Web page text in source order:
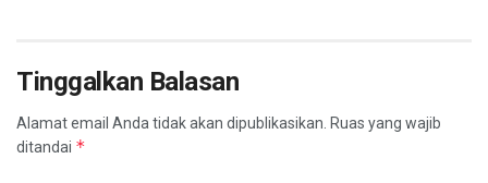
Tinggalkan Balasan
Alamat email Anda tidak akan dipublikasikan. Ruas yang wajib
ditandai *